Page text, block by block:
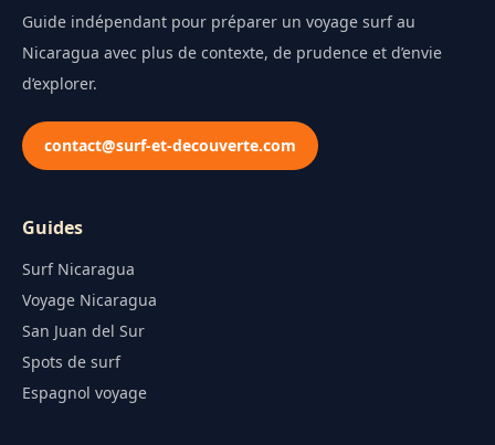
Guide indépendant pour préparer un voyage surf au
Nicaragua avec plus de contexte, de prudence et d’envie
d’explorer.
contact@surf-et-decouverte.com
Guides
Surf Nicaragua
Voyage Nicaragua
San Juan del Sur
Spots de surf
Espagnol voyage